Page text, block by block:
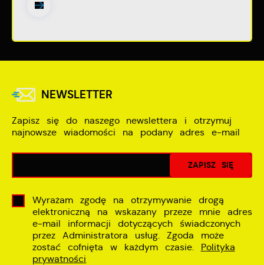
NEWSLETTER
Zapisz się do naszego newslettera i otrzymuj
najnowsze wiadomości na podany adres e-mail
Wyrażam zgodę na otrzymywanie drogą
elektroniczną na wskazany przeze mnie adres
e-mail informacji dotyczących świadczonych
przez Administratora usług. Zgoda może
zostać cofnięta w każdym czasie. Polityka
prywatności